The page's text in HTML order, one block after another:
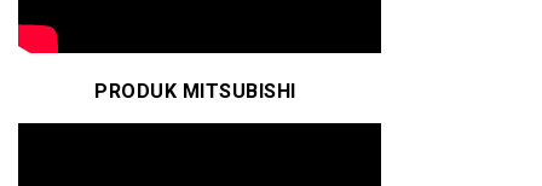
PRODUK MITSUBISHI